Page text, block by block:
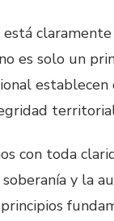
es solo un
con toda
soberanía y la